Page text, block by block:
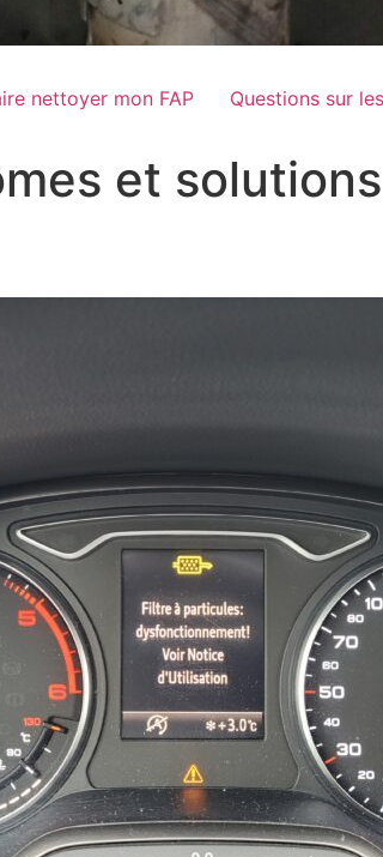
nettoyer mon FAP Questions sur
et